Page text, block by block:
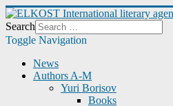
Search
Toggle Navigation
News
Authors A-M
Yuri Borisov
Books